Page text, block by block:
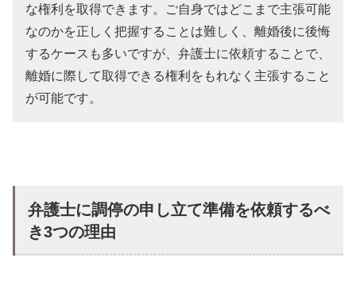
な権利を取得できます。ご自身ではどこまで主張可能
なのかを正しく把握することは難しく、離婚後に後悔
するケースも多いですが、弁護士に依頼することで、
離婚に際して取得できる権利をもれなく主張すること
が可能です。
弁護士に調停の申し立て準備を依頼するべ
き3つの理由